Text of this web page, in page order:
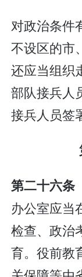
对政治条件
不设区的市
还应当组织
部队接兵人
接兵人员签
第二十六条
办公室应当
检查、政治
育。役前教